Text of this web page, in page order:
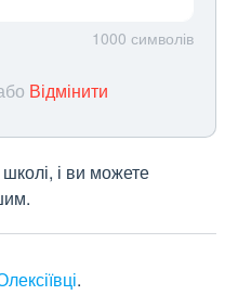
1000 символів
Відмінити
і ви можете
.